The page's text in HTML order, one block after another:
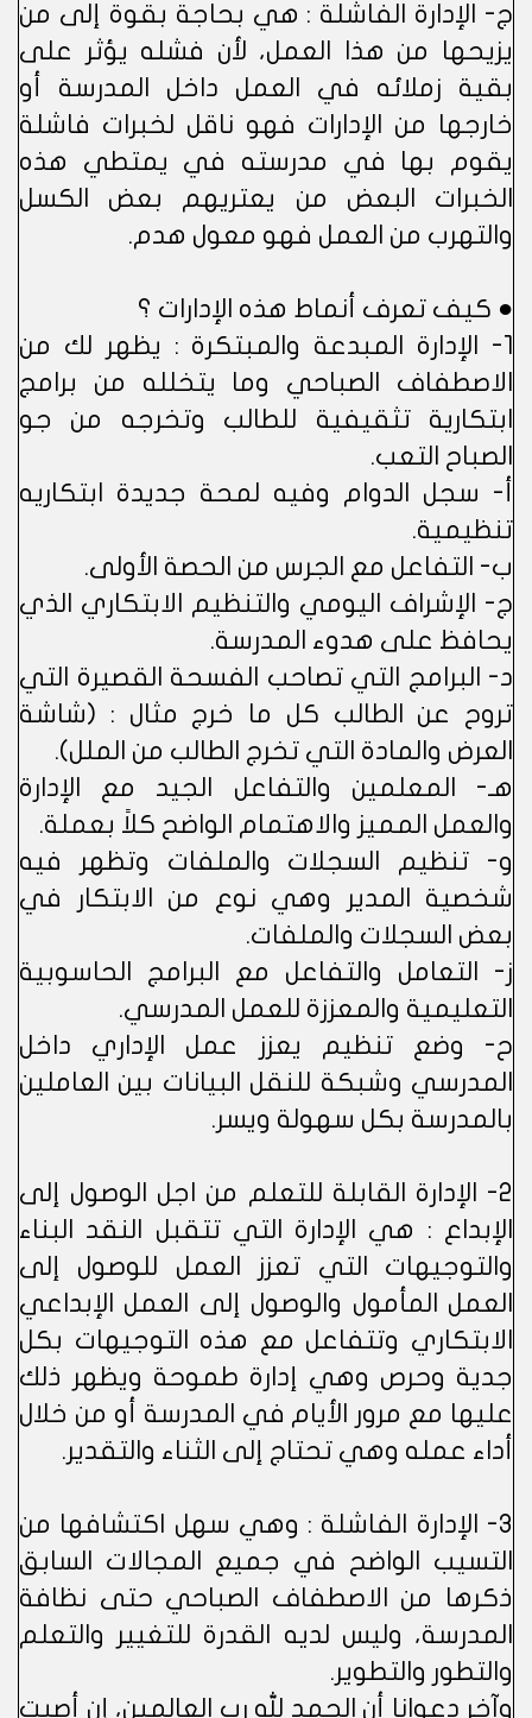
ج- الإدارة الفاشلة : هي بحاجة بقوة إلى من
يزيحها من هذا العمل، لأن فشله يؤثر على
بقية زملائه في العمل داخل المدرسة أو
خارجها من الإدارات فهو ناقل لخبرات فاشلة
يقوم بها في مدرسته في يمتطي هذه
الخبرات البعض من يعتريهم بعض الكسل
والتهرب من العمل فهو معول هدم.
● كيف تعرف أنماط هذه الإدارات ؟
1- الإدارة المبدعة والمبتكرة : يظهر لك من
الاصطفاف الصباحي وما يتخلله من برامج
ابتكارية تثقيفية للطالب وتخرجه من جو
الصباح التعب.
أ- سجل الدوام وفيه لمحة جديدة ابتكاريه
تنظيمية.
ب- التفاعل مع الجرس من الحصة الأولى.
ج- الإشراف اليومي والتنظيم الابتكاري الذي
يحافظ على هدوء المدرسة.
د- البرامج التي تصاحب الفسحة القصيرة التي
تروح عن الطالب كل ما خرج مثال : (شاشة
العرض والمادة التي تخرج الطالب من الملل).
هـ- المعلمين والتفاعل الجيد مع الإدارة
والعمل المميز والاهتمام الواضح كلاً بعملة.
و- تنظيم السجلات والملفات وتظهر فيه
شخصية المدير وهي نوع من الابتكار في
بعض السجلات والملفات.
ز- التعامل والتفاعل مع البرامج الحاسوبية
التعليمية والمعززة للعمل المدرسي.
ح- وضع تنظيم يعزز عمل الإداري داخل
المدرسي وشبكة للنقل البيانات بين العاملين
بالمدرسة بكل سهولة ويسر.
2- الإدارة القابلة للتعلم من اجل الوصول إلى
الإبداع : هي الإدارة التي تتقبل النقد البناء
والتوجيهات التي تعزز العمل للوصول إلى
العمل المأمول والوصول إلى العمل الإبداعي
الابتكاري وتتفاعل مع هذه التوجيهات بكل
جدية وحرص وهي إدارة طموحة ويظهر ذلك
عليها مع مرور الأيام في المدرسة أو من خلال
أداء عمله وهي تحتاج إلى الثناء والتقدير.
3- الإدارة الفاشلة : وهي سهل اكتشافها من
التسيب الواضح في جميع المجالات السابق
ذكرها من الاصطفاف الصباحي حتى نظافة
المدرسة، وليس لديه القدرة للتغيير والتعلم
والتطور والتطوير.
وآخر دعوانا أن الحمد لله رب العالمين، إن أصبت